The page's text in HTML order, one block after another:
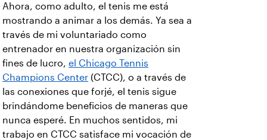
Ahora, como adulto, el tenis me está
mostrando a animar a los demás. Ya sea a
través de mi voluntariado como
entrenador en nuestra organización sin
fines de lucro, el Chicago Tennis
Champions Center (CTCC), o a través de
las conexiones que forjé, el tenis sigue
brindándome beneficios de maneras que
nunca esperé. En muchos sentidos, mi
trabajo en CTCC satisface mi vocación de